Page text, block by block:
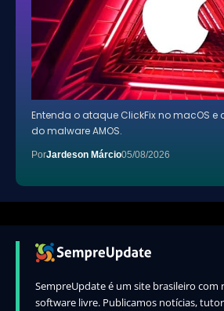
Entenda o ataque ClickFix no macOS e
do malware AMOS.
PorJardeson Márcio05/08/2026
SempreUpdate é um site brasileiro com
software livre. Publicamos notícias,